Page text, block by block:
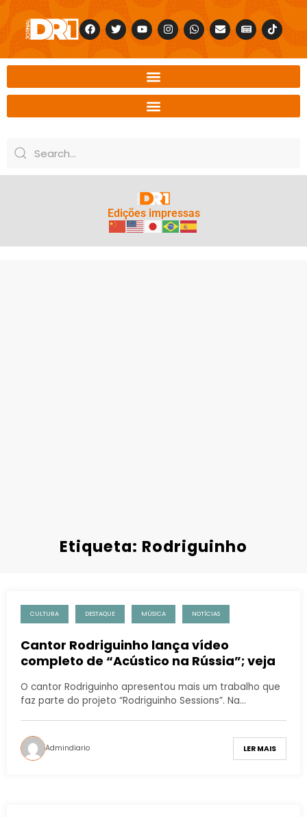
Edições impressas
Etiqueta: Rodriguinho
CULTURA DESTAQUE MÚSICA NOTÍCIAS
Cantor Rodriguinho lança vídeo
completo de “Acústico na Rússia”; veja
O cantor Rodriguinho apresentou mais um trabalho que
faz parte do projeto “Rodriguinho Sessions”. Na…
Admindiario LER MAIS